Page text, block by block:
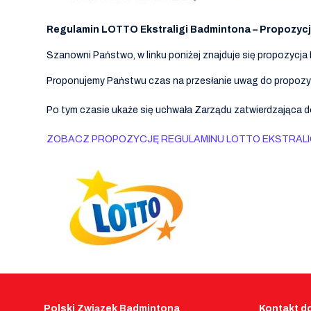
Regulamin LOTTO Ekstraligi Badmintona –
Szanowni Państwo, w linku poniżej znajduje się propozycja
Proponujemy Państwu czas na przesłanie uwag do
Po tym czasie ukaże się uchwała Zarządu zatwierdzająca
ZOBACZ PROPOZYCJĘ REGULAMINU LOTTO
Polski Związek Badmintona Kontakt